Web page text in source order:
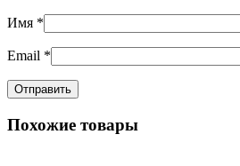
Имя *
Email *
Похожие товары